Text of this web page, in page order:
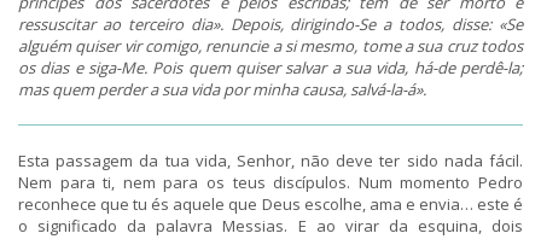
ressuscitar ao terceiro dia». Depois, dirigindo-Se a todos, disse: «Se
alguém quiser vir comigo, renuncie a si mesmo, tome a sua cruz todos
os dias e siga-Me. Pois quem quiser salvar a sua vida, há-de perdê-la;
mas quem perder a sua vida por minha causa, salvá-la-á».
Esta passagem da tua vida, Senhor, não deve ter sido nada fácil.
Nem para ti, nem para os teus discípulos. Num momento Pedro
reconhece que tu és aquele que Deus escolhe, ama e envia… este é
o significado da palavra Messias. E ao virar da esquina, dois